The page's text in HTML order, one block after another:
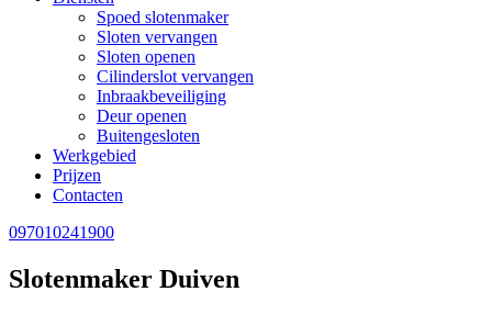
Spoed slotenmaker
Sloten vervangen
Sloten openen
Cilinderslot vervangen
Inbraakbeveiliging
Deur openen
Buitengesloten
Werkgebied
Prijzen
Contacten
097010241900
Slotenmaker Duiven